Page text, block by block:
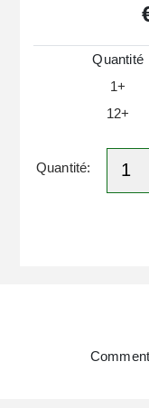
Quantité
1+
12+
Quantité: